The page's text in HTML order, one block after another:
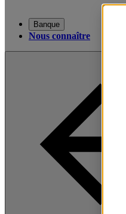
Banque
Nous connaître